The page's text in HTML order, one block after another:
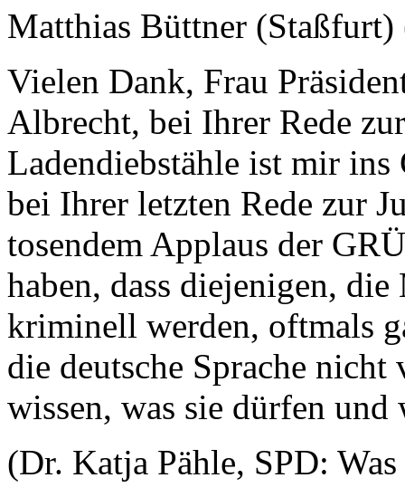
Matthias Büttner
Vielen Dank, Frau
Albrecht, bei Ihrer Rede
Ladendiebstähle ist mir ins
bei Ihrer letzten Rede zur
tosendem Applaus der
haben, dass diejenigen,
kriminell werden, oftmals
die deutsche Sprache
wissen, was sie dürfen
(Dr. Katja Pähle, SPD: